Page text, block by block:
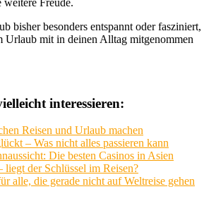
bisher besonders entspannt oder fasziniert,
Urlaub mit in deinen Alltag mitgenommen
interessieren:
Reisen und Urlaub machen
– Was nicht alles passieren kann
Die besten Casinos in Asien
liegt der Schlüssel im Reisen?
alle, die gerade nicht auf Weltreise gehen